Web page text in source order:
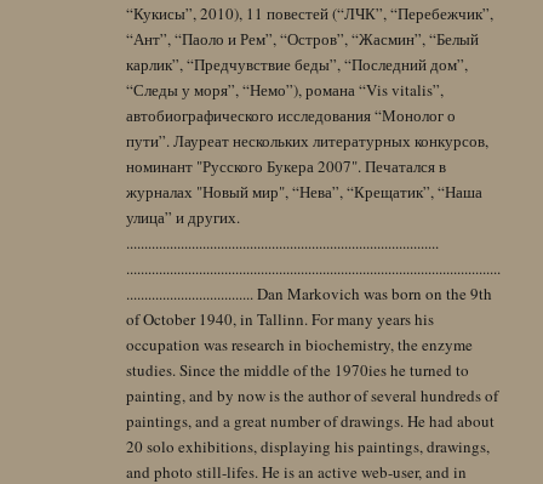
“Кукисы”, 2010), 11 повестей (“ЛЧК”, “Перебежчик”,
“Ант”, “Паоло и Рем”, “Остров”, “Жасмин”, “Белый
карлик”, “Предчувствие беды”, “Последний дом”,
“Следы у моря”, “Немо”), романа “Vis vitalis”,
автобиографического исследования “Монолог о
пути”. Лауреат нескольких литературных конкурсов,
номинант "Русского Букера 2007". Печатался в
журналах "Новый мир", “Нева”, “Крещатик”, “Наша
улица” и других.
......................................................................................
.......................................................................................................
................................... Dan Markovich was born on the 9th
of October 1940, in Tallinn. For many years his
occupation was research in biochemistry, the enzyme
studies. Since the middle of the 1970ies he turned to
painting, and by now is the author of several hundreds of
paintings, and a great number of drawings. He had about
20 solo exhibitions, displaying his paintings, drawings,
and photo still-lifes. He is an active web-user, and in